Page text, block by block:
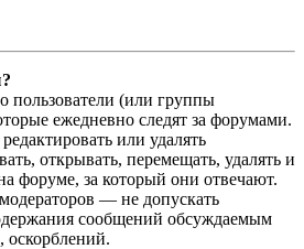
пользователи (или группы
ежедневно следят за форумами.
или удалять
открывать, перемещать, удалять и
форуме, за который они отвечают.
— не допускать
сообщений обсуждаемым